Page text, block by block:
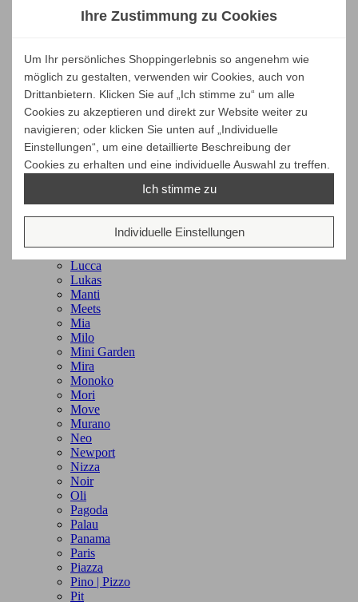
Hip | Loop
Hugo | Tim
In/Out
Jever
Jonathan
Jupiter | Riva
Kaktus | Tree
Kelley
Kiowa | Rondo
Korfu
Level | Wingman
Look | Mio
Lucca
Lukas
Manti
Meets
Mia
Milo
Mini Garden
Mira
Monoko
Mori
Move
Murano
Neo
Newport
Nizza
Noir
Oli
Pagoda
Palau
Panama
Paris
Piazza
Pino | Pizzo
Pit
Ihre Zustimmung zu Cookies
Um Ihr persönliches Shoppingerlebnis so angenehm wie
möglich zu gestalten, verwenden wir Cookies, auch von
Drittanbietern. Klicken Sie auf „Ich stimme zu“ um alle
Cookies zu akzeptieren und direkt zur Website weiter zu
navigieren; oder klicken Sie unten auf „Individuelle
Einstellungen“, um eine detaillierte Beschreibung der
Cookies zu erhalten und eine individuelle Auswahl zu treffen.
Ich stimme zu
Individuelle Einstellungen